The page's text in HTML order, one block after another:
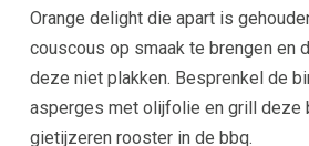
Orange delight die apart is
couscous op smaak te brengen en
deze niet plakken. Besprenkel de
asperges met olijfolie en grill deze
gietijzeren rooster in de bbq.